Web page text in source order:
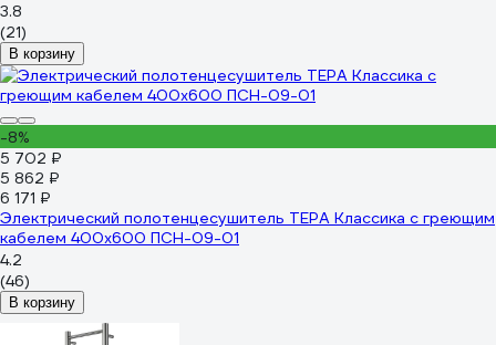
3.8
(21)
В корзину
-8%
5 702 ₽
5 862 ₽
6 171 ₽
Электрический полотенцесушитель ТЕРА Классика с греющим
кабелем 400x600 ПСН-09-01
4.2
(46)
В корзину